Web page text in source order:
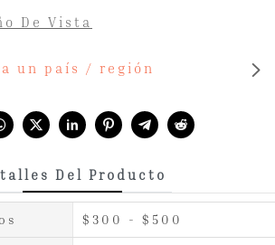
un país / región
De Vista
Del Producto
$300 - $500